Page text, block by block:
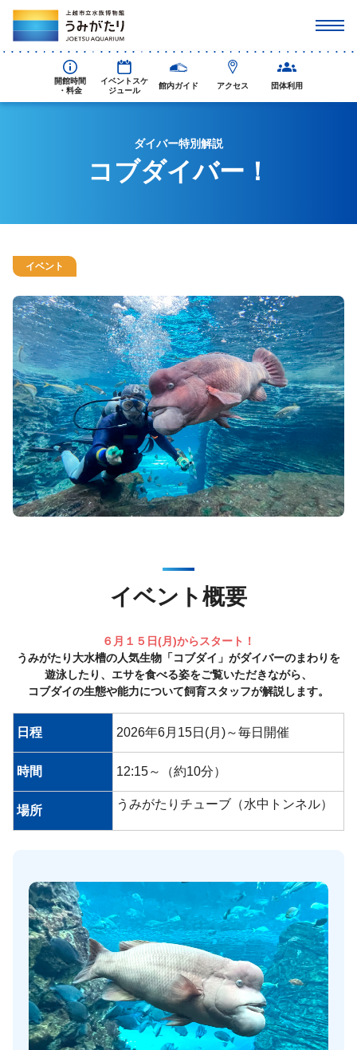
開館時間
・料金
イベントスケ
ジュール
館内ガイド アクセス 団体利用
ダイバー特別解説
コブダイバー！
イベント
イベント概要
６月１５日(月)からスタート！
うみがたり大水槽の人気生物「コブダイ」がダイバーのまわりを
遊泳したり、エサを食べる姿をご覧いただきながら、
コブダイの生態や能力について飼育スタッフが解説します。
日程 2026年6月15日(月)～毎日開催
時間 12:15～（約10分）
場所 うみがたりチューブ（水中トンネル）